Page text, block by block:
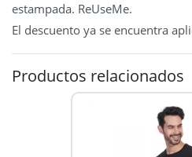
estampada. ReUseMe.
El descuento ya se encuentra
Productos relacionados